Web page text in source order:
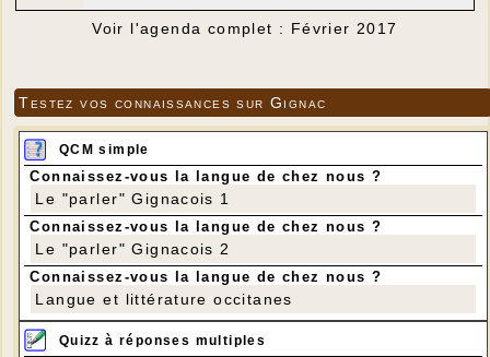
Voir l'agenda complet : Février 2017
Testez vos connaissances sur Gignac
QCM simple
Connaissez-vous la langue de chez nous ?
Le "parler" Gignacois 1
Connaissez-vous la langue de chez nous ?
Le "parler" Gignacois 2
Connaissez-vous la langue de chez nous ?
Langue et littérature occitanes
Quizz à réponses multiples